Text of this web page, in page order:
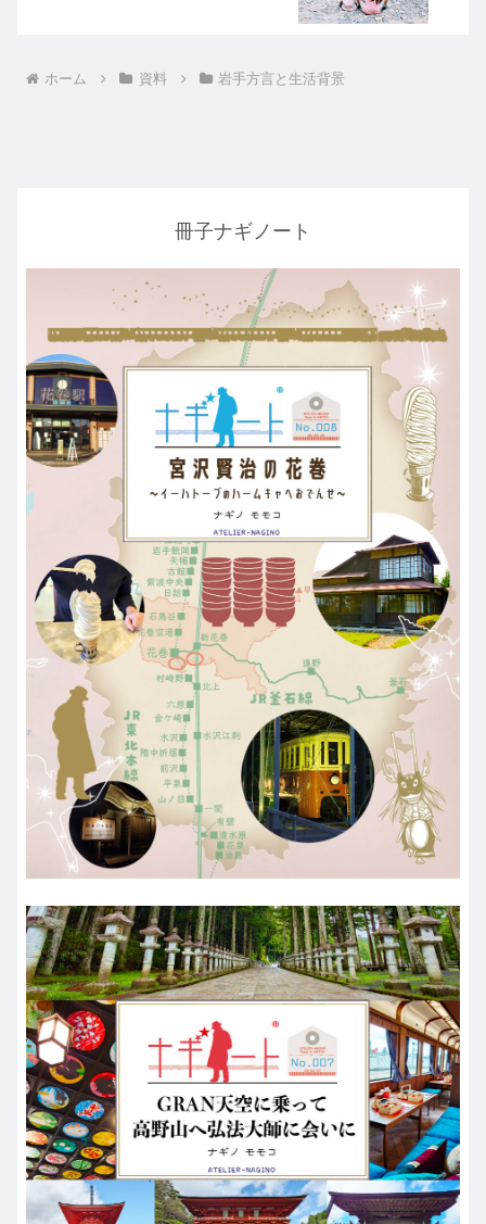
ホーム 資料 岩手方言と生活背景
冊子ナギノート